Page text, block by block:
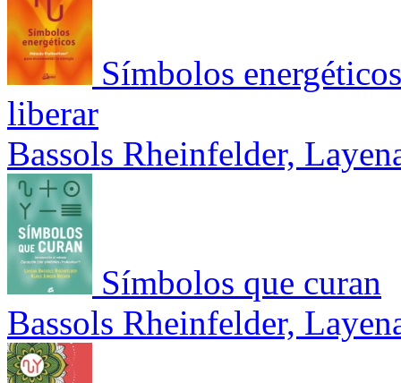
Símbolos
liberar
Bassols Rheinfelder,
Símbolos que curan
Bassols Rheinfelder,